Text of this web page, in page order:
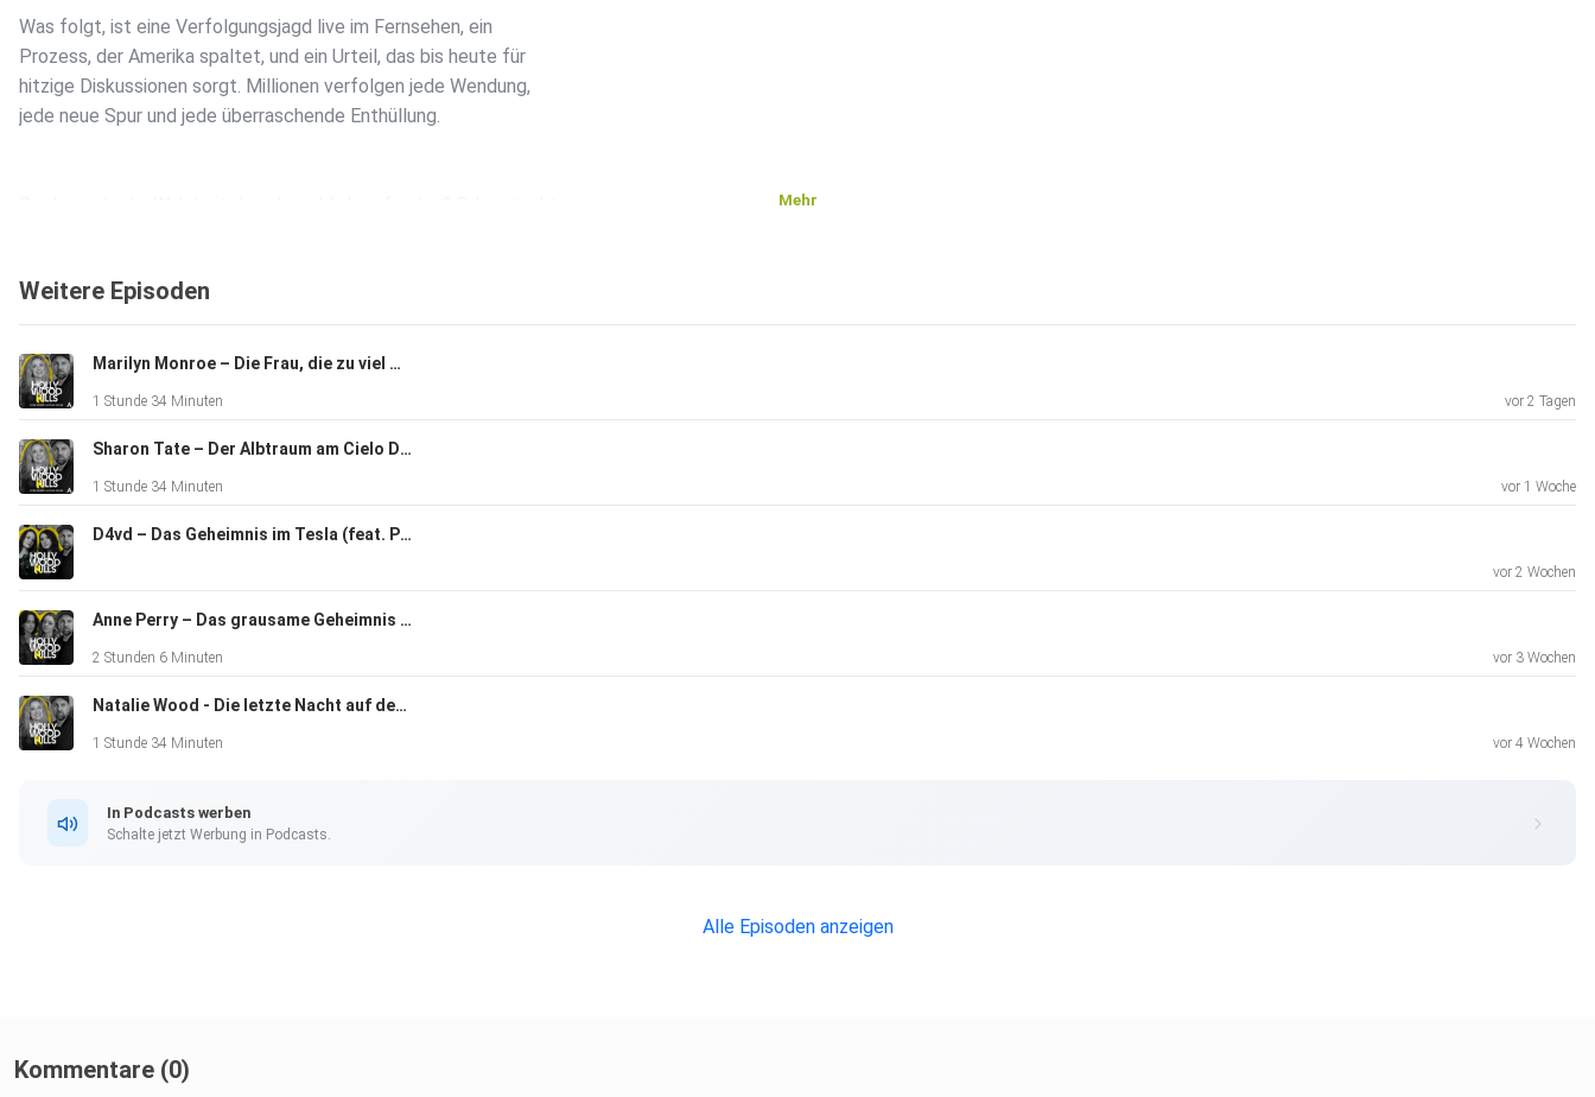
Was folgt, ist eine Verfolgungsjagd live im Fernsehen, ein
Prozess, der Amerika spaltet, und ein Urteil, das bis heute für
hitzige Diskussionen sorgt. Millionen verfolgen jede Wendung,
jede neue Spur und jede überraschende Enthüllung.
In dieser Folge von Hollywood Kills tauchen wir ein in den Fall
O. J. Simpson – und in ein Verbrechen, dessen Schatten bis heute
über Hollywood liegen.
Mehr
Weitere Episoden
Marilyn Monroe – Die Frau, die zu viel wusste?
1 Stunde 34 Minuten vor 2 Tagen
Sharon Tate – Der Albtraum am Cielo Drive (feat. Ross Antony)
1 Stunde 34 Minuten vor 1 Woche
D4vd – Das Geheimnis im Tesla (feat. Puppies and Crime)
vor 2 Wochen
Anne Perry – Das grausame Geheimnis der Bestsellerautorin (feat. Eyes in the Dark)
2 Stunden 6 Minuten vor 3 Wochen
Natalie Wood - Die letzte Nacht auf der Splendour (feat. Chris Warnat)
1 Stunde 34 Minuten vor 4 Wochen
In Podcasts werben
Schalte jetzt Werbung in Podcasts.
Alle Episoden anzeigen
Kommentare (0)